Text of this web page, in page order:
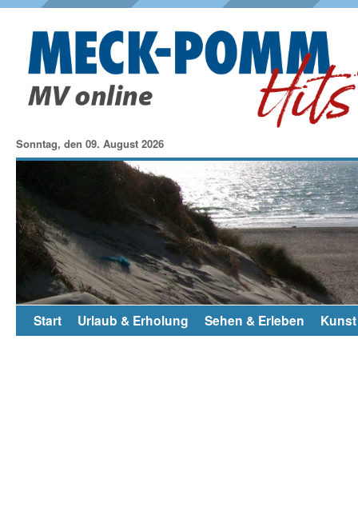
Sonntag, den 09. August 2026
Start Urlaub & Erholung Sehen & Erleben